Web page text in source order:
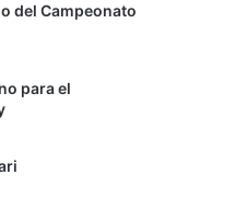
del Campeonato
para el